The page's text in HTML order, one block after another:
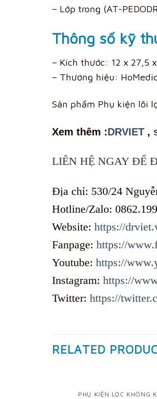
– Lớp trong (AT-
Thông số kỹ
– Kích thước: 12 x 27,5
– Thương hiệu:
Sản phẩm Phụ kiện lõi
Xem thêm :DRVIET ,
LIÊN HỆ NGAY ĐỂ
Địa chỉ: 530/24
Hotline/Zalo:
Website: https://
Fanpage: https://
Youtube: https://
Instagram: https://
Twitter: https://
RELATED
PHỤ KIỆN LỌC KHÔNG